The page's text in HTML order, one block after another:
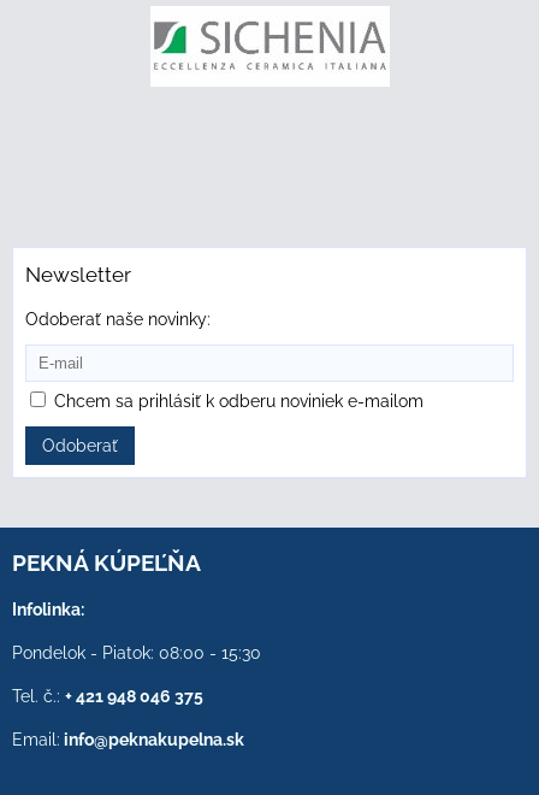
Newsletter
Odoberať naše novinky:
Chcem sa prihlásiť k odberu noviniek e-mailom
Odoberať
PEKNÁ KÚPEĽŇA
Infolinka:
Pondelok - Piatok: 08:00 - 15:30
Tel. č.: + 421 948 046 375
Email: info@peknakupelna.sk